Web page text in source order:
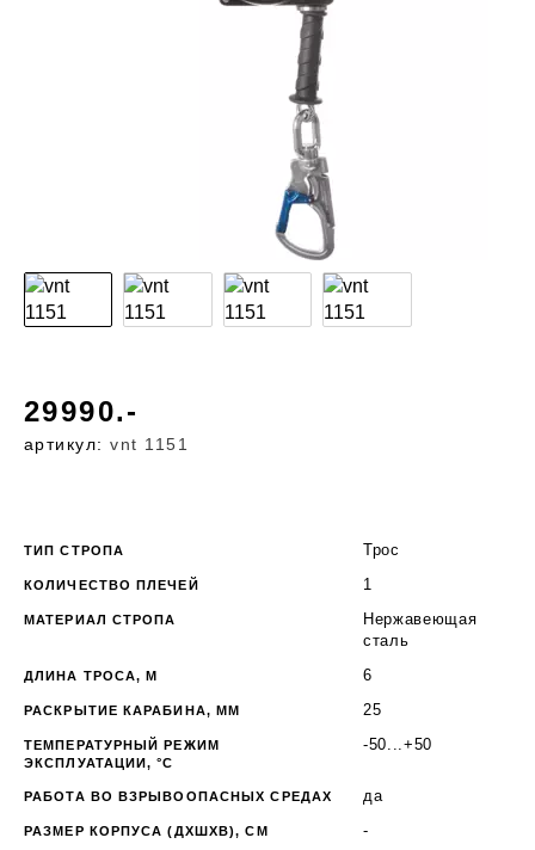
ТИП СТРОПА Трос
КОЛИЧЕСТВО ПЛЕЧЕЙ 1
МАТЕРИАЛ СТРОПА
Нержавеющая
сталь
ДЛИНА ТРОСА, М 6
РАСКРЫТИЕ КАРАБИНА, ММ 25
ТЕМПЕРАТУРНЫЙ РЕЖИМ
ЭКСПЛУАТАЦИИ, °C
-50...+50
РАБОТА ВО ВЗРЫВООПАСНЫХ СРЕДАХ да
РАЗМЕР КОРПУСА (ДХШХВ), СМ -
29990.-
артикул:vnt 1151